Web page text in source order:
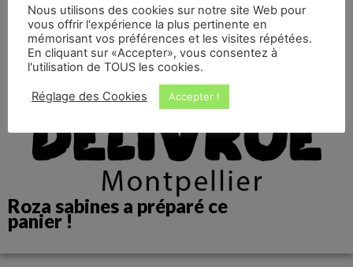
Roza sabines a préparé ce
panier !
Nous utilisons des cookies sur notre site Web pour
vous offrir l'expérience la plus pertinente en
mémorisant vos préférences et les visites répétées.
En cliquant sur «Accepter», vous consentez à
l'utilisation de TOUS les cookies.
Réglage des Cookies Accepter !